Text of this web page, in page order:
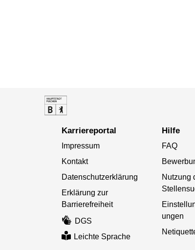
Karriereportal
Impressum
Kontakt
Datenschutzerklärung
Erklärung zur
Barrierefreiheit
DGS
Leichte Sprache
Hilfe
FAQ
Nutzung
ungen